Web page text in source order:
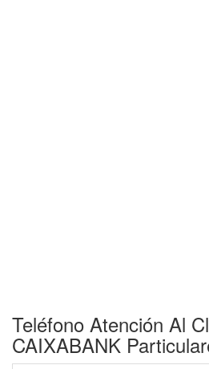
Teléfono Atención Al
CAIXABANK